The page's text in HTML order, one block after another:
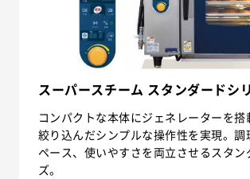
スーパースチーム スタンダードシ
コンパクトな本体にジェネレーターを搭
絞り込んだシンプルな操作性を実現。調
ペース、使いやすさを両立させるスタン
ズ。